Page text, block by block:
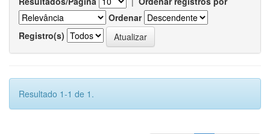
Ordenar
Registro(s)
Resultado 1-1 de 1.